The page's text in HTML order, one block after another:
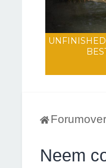
Neem